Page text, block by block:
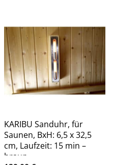
KARIBU Sanduhr, für
Saunen, BxH: 6,5 x 32,5
cm, Laufzeit: 15 min –
braun